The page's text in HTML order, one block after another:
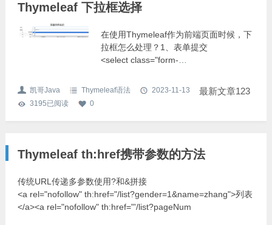
Thymeleaf 下拉框选择
在使用Thymeleaf作为前端页面时候，下
拉框怎么处理？1、表单提交
<select class="form-
型仓库">小型仓库</option>&
最新文章123
凯哥Java Thymeleaf语法
2023-11-13
3195已阅读 0
Thymeleaf th:href携带参数的方法
传统URL传递多参数使用?和&拼接
<a rel="nofollow" th:href="/list?gender=1&name=zhang">列表
</a><a rel="nofollow" th:href="'/list?pageNum